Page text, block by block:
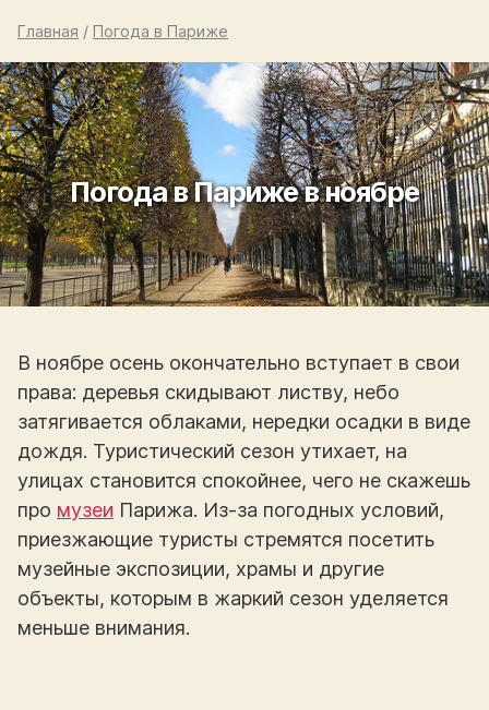
Главная / Погода в Париже
Погода в Париже в ноябре
В ноябре осень окончательно вступает в свои
права: деревья скидывают листву, небо
затягивается облаками, нередки осадки в виде
дождя. Туристический сезон утихает, на
улицах становится спокойнее, чего не скажешь
про музеи Парижа. Из-за погодных условий,
приезжающие туристы стремятся посетить
музейные экспозиции, храмы и другие
объекты, которым в жаркий сезон уделяется
меньше внимания.